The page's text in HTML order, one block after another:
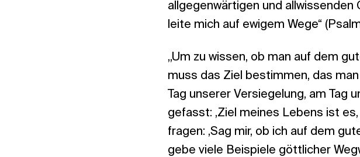
allgegenwärtigen und allwissenden
leite mich auf ewigem Wege“
„Um zu wissen, ob man auf dem
muss das Ziel bestimmen, das
Tag unserer Versiegelung, am Tag
gefasst: ,Ziel meines Lebens ist es,
fragen: ,Sag mir, ob ich auf dem
gebe viele Beispiele göttlicher